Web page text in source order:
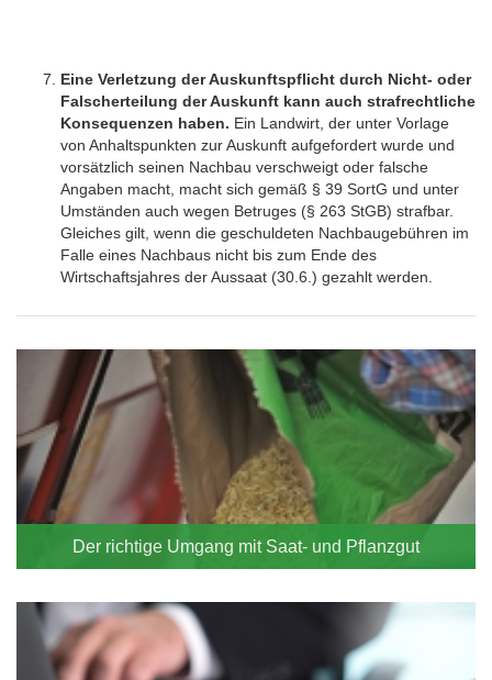
Eine Verletzung der Auskunftspflicht durch Nicht- oder
Falscherteilung der Auskunft kann auch strafrechtliche
Konsequenzen haben. Ein Landwirt, der unter Vorlage
von Anhaltspunkten zur Auskunft aufgefordert wurde und
vorsätzlich seinen Nachbau verschweigt oder falsche
Angaben macht, macht sich gemäß § 39 SortG und unter
Umständen auch wegen Betruges (§ 263 StGB) strafbar.
Gleiches gilt, wenn die geschuldeten Nachbaugebühren im
Falle eines Nachbaus nicht bis zum Ende des
Wirtschaftsjahres der Aussaat (30.6.) gezahlt werden.
Blocknavigation
Wissenswertes
Der richtige Umgang mit Saat- und Pflanzgut